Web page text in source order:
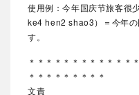
使用例：今年国庆节旅客
ke4 hen2 shao3）＝今年
す。
＊＊＊＊＊＊＊＊＊＊＊＊
＊＊＊＊＊＊＊＊＊
文責